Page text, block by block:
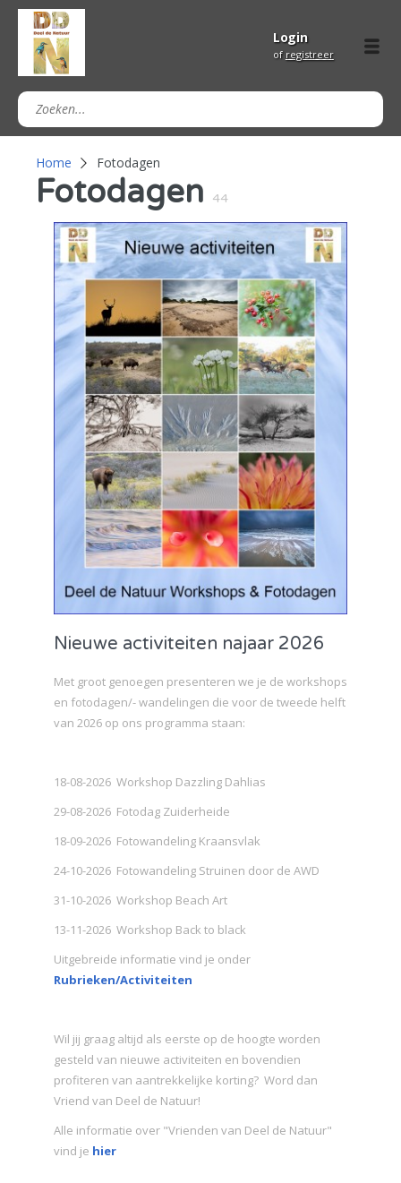
Login
of registreer
Home Fotodagen
Fotodagen 44
Nieuwe activiteiten najaar 2026
Met groot genoegen presenteren we je de workshops
en fotodagen/- wandelingen die voor de tweede helft
van 2026 op ons programma staan:
18-08-2026 Workshop Dazzling Dahlias
29-08-2026 Fotodag Zuiderheide
18-09-2026 Fotowandeling Kraansvlak
24-10-2026 Fotowandeling Struinen door de AWD
31-10-2026 Workshop Beach Art
13-11-2026 Workshop Back to black
Uitgebreide informatie vind je onder
Rubrieken/Activiteiten
Wil jij graag altijd als eerste op de hoogte worden
gesteld van nieuwe activiteiten en bovendien
profiteren van aantrekkelijke korting? Word dan
Vriend van Deel de Natuur!
Alle informatie over "Vrienden van Deel de Natuur"
vind je hier